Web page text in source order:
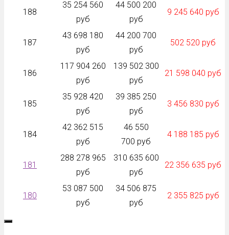
188
35 254 560
руб
44 500 200
руб
9 245 640 руб
187
43 698 180
руб
44 200 700
руб
502 520 руб
186
117 904 260
руб
139 502 300
руб
21 598 040 руб
185
35 928 420
руб
39 385 250
руб
3 456 830 руб
184
42 362 515
руб
46 550
700 руб
4 188 185 руб
181
288 278 965
руб
310 635 600
руб
22 356 635 руб
180
53 087 500
руб
34 506 875
руб
2 355 825 руб